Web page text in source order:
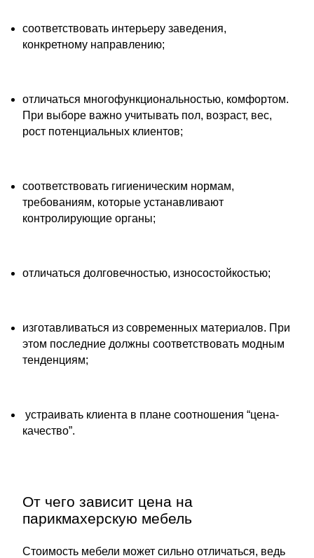
​​соответствовать интерьеру заведения,
конкретному направлению;
отличаться многофункциональностью, комфортом.
При выборе важно учитывать пол, возраст, вес,
рост потенциальных клиентов;
​соответствовать гигиеническим нормам,
требованиям, которые устанавливают
контролирующие органы;
​​отличаться долговечностью, износостойкостью;
​изготавливаться из современных материалов. При
этом последние должны соответствовать модным
тенденциям;
​ ​устраивать клиента в плане соотношения “цена-
качество”.
От чего зависит цена на
парикмахерскую мебель
Стоимость мебели может сильно отличаться, ведь